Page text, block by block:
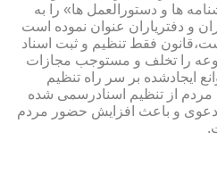
ها و دستورالعمل ها» را به
و دفتریاران عنوان نموده است
فقط تنظیم و ثبت اسناد
را تخلف و مستوجب مجازات
ایجادشده بر سر راه تنظیم
از تنظیم اسنادرسمی شده
و باعث افزایش حضور مردم